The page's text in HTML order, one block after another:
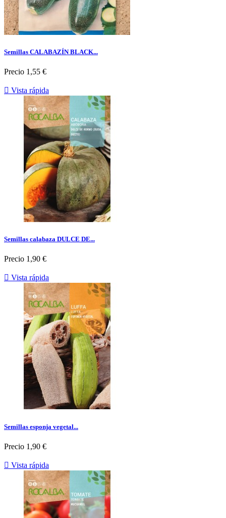
Semillas CALABAZÍN BLACK...
Precio 1,55 €
 Vista rápida
Semillas calabaza DULCE DE...
Precio 1,90 €
 Vista rápida
Semillas esponja vegetal...
Precio 1,90 €
 Vista rápida